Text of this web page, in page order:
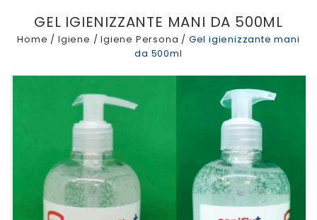
GEL IGIENIZZANTE MANI DA 500ML
Home / Igiene /Igiene Persona / Gel igienizzante mani
da 500ml